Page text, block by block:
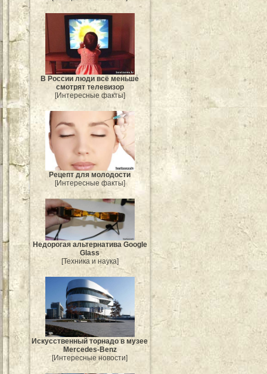
В России люди всё меньше
смотрят телевизор
[Интересные факты]
Рецепт для молодости
[Интересные факты]
Недорогая альтернатива Google
Glass
[Техника и наука]
Искусственный торнадо в музее
Mercedes-Benz
[Интересные новости]